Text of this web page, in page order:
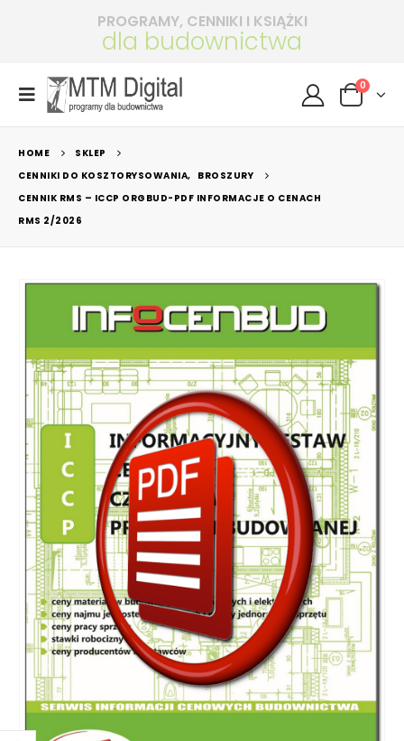
PROGRAMY, CENNIKI I KSIĄŻKI
dla budownictwa
0
HOME
SKLEP
CENNIKI DO KOSZTORYSOWANIA, BROSZURY
CENNIK RMS – ICCP ORGBUD-PDF INFORMACJE O CENACH
RMS 2/2026